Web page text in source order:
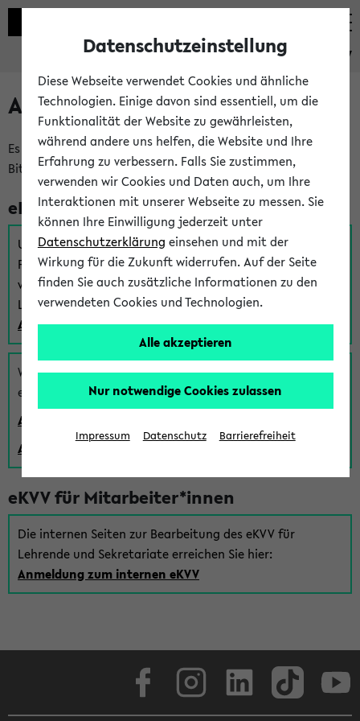
eKVV
Anmeldung am eKVV
Es gibt mehrere Möglichkeiten zur Anmeldung am eKVV.
Bitte wählen Sie die für Sie richtige aus:
eKVV für Studierende
Um sich einen Stundenplan zu erstellen und alle weiteren
Funktionen des eKVVs für Studierende zu nutzen,
verwenden Sie diesen Link zur Anmeldung über Ihr Uni
Login:
Anmeldung zum eKVV der Studierenden
Wenn Sie (noch) kein Uni Login haben, können Sie das
eKVV auch über einen Gastzugang verwenden:
Anmeldung über einen vorhandenen Gastzugang
Anlegen eines neuen Gastzugangs
eKVV für Mitarbeiter*innen
Die internen Seiten zur Bearbeitung des eKVV für
Lehrende und Sekretariate erreichen Sie hier:
Anmeldung zum internen eKVV
Datenschutzeinstellung
Diese Webseite verwendet Cookies und ähnliche
Technologien. Einige davon sind essentiell, um die
Funktionalität der Website zu gewährleisten,
während andere uns helfen, die Website und Ihre
Erfahrung zu verbessern. Falls Sie zustimmen,
verwenden wir Cookies und Daten auch, um Ihre
Interaktionen mit unserer Webseite zu messen. Sie
können Ihre Einwilligung jederzeit unter
Datenschutzerklärung einsehen und mit der
Wirkung für die Zukunft widerrufen. Auf der Seite
finden Sie auch zusätzliche Informationen zu den
verwendeten Cookies und Technologien.
Alle akzeptieren
Nur notwendige Cookies zulassen
Impressum Datenschutz Barrierefreiheit